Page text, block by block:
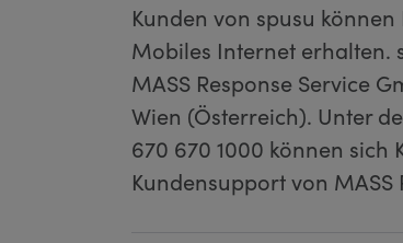
Kunden von spusu
Mobiles Internet erhalten.
MASS Response Service
Wien (Österreich). Unter
670 670 1000 können
Kundensupport von